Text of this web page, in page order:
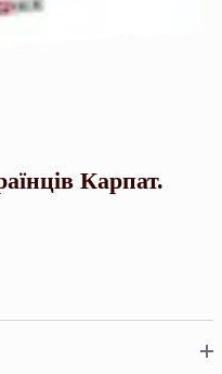
Карпат.